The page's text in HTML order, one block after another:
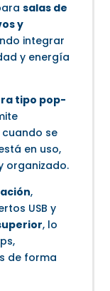
salas de
y
integrar
y energía
tipo pop-
se
en uso,
organizado.
,
USB y
, lo
de forma